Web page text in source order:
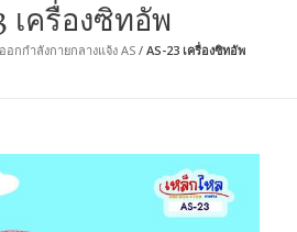
เครื่องซิทอัพ
อกกำลังกายกลางแจ้ง AS/ AS-23 เครื่องซิทอัพ